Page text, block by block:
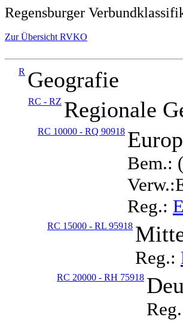
Regensburger
Zur Übersicht RVKO
R Geografie
RC - RZ Regionale
RC 10000 - RQ 90918
Bem.:
Reg.:
RC 15000 - RL 95918
Reg.:
RC 20000 - RH 75918